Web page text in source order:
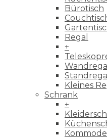
Bürotisch
Regal
+
Wandregal
Standregal
Kleines
Schrank
+